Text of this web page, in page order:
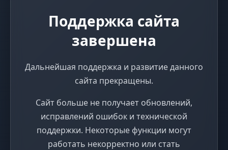
Поддержка сайта
завершена
Дальнейшая поддержка и развитие данного
сайта прекращены.
Сайт больше не получает обновлений,
исправлений ошибок и технической
поддержки. Некоторые функции могут
работать некорректно или стать